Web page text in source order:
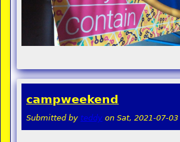
campweekend
Submitted by teddy on Sat, 2021-07-